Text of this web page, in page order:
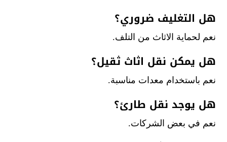
هل التغليف ضروري؟
نعم لحماية الاثاث من التلف.
هل يمكن نقل اثاث ثقيل؟
نعم باستخدام معدات مناسبة.
هل يوجد نقل طارئ؟
نعم في بعض الشركات.